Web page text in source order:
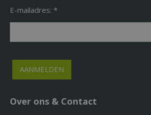
E-mailadres: *
Over ons & Contact